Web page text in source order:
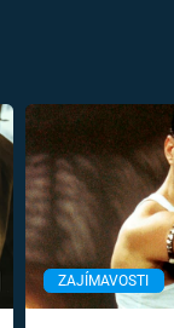
ZAJÍMAVOSTI